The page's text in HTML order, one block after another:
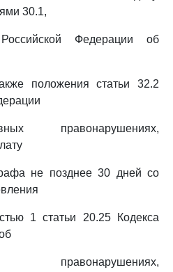
30.1,
Федерации об
положения статьи 32.2
правонарушениях,
не позднее 30 дней со
1 статьи 20.25 Кодекса
правонарушениях,